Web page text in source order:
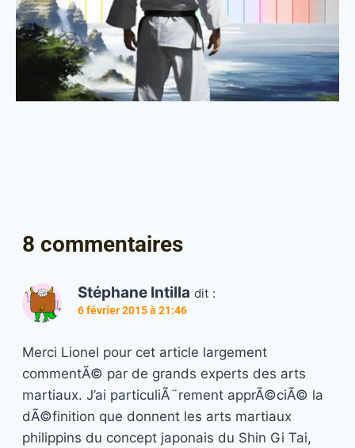
8 commentaires
Stéphane Intilla dit :
6 février 2015 à 21:46
Merci Lionel pour cet article largement
commentÃ© par de grands experts des arts
martiaux. J’ai particuliÃ¨rement apprÃ©ciÃ© la
dÃ©finition que donnent les arts martiaux
philippins du concept japonais du Shin Gi Tai,